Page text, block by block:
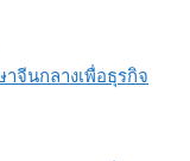
าจีนกลางเพื่อธุรกิจ